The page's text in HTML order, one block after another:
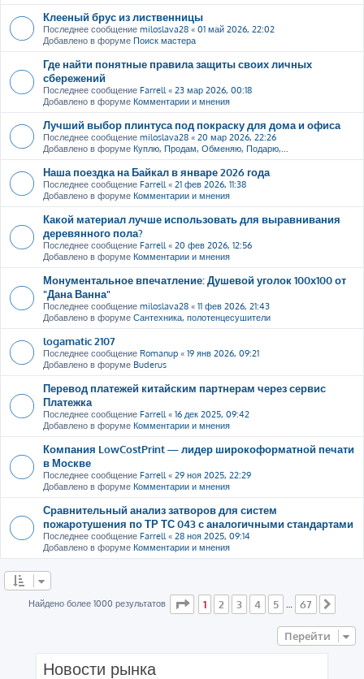
Клееный брус из лиственницы
Последнее сообщение miloslava28 « 01 май 2026, 22:02
Добавлено в форуме Поиск мастера
Где найти понятные правила защиты своих личных
сбережений
Последнее сообщение Farrell « 23 мар 2026, 00:18
Добавлено в форуме Комментарии и мнения
Лучший выбор плинтуса под покраску для дома и офиса
Последнее сообщение miloslava28 « 20 мар 2026, 22:26
Добавлено в форуме Куплю, Продам, Обменяю, Подарю,...
Наша поездка на Байкал в январе 2026 года
Последнее сообщение Farrell « 21 фев 2026, 11:38
Добавлено в форуме Комментарии и мнения
Какой материал лучше использовать для выравнивания
деревянного пола?
Последнее сообщение Farrell « 20 фев 2026, 12:56
Добавлено в форуме Комментарии и мнения
Монументальное впечатление: Душевой уголок 100х100 от
"Дана Ванна"
Последнее сообщение miloslava28 « 11 фев 2026, 21:43
Добавлено в форуме Сантехника, полотенцесушители
logamatic 2107
Последнее сообщение Romanup « 19 янв 2026, 09:21
Добавлено в форуме Buderus
Перевод платежей китайским партнерам через сервис
Платежка
Последнее сообщение Farrell « 16 дек 2025, 09:42
Добавлено в форуме Комментарии и мнения
Компания LowCostPrint — лидер широкоформатной печати
в Москве
Последнее сообщение Farrell « 29 ноя 2025, 22:29
Добавлено в форуме Комментарии и мнения
Сравнительный анализ затворов для систем
пожаротушения по ТР ТС 043 с аналогичными стандартами
Последнее сообщение Farrell « 28 ноя 2025, 09:14
Добавлено в форуме Комментарии и мнения
Найдено более 1000 результатов Страница из 67
1 2 3 4 5 67
Перейти
Новости рынка